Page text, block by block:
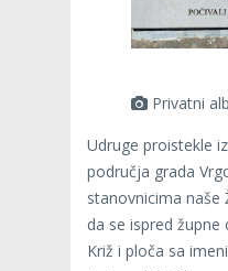
Privatni
Udruge proistekle
područja grada
stanovnicima naše
da se ispred župne
Križ i ploča sa